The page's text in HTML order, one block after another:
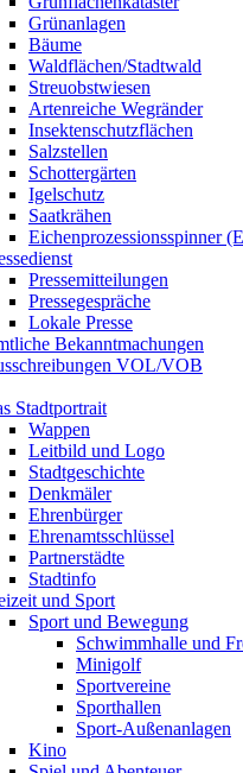
Grünanlagen
Bäume
Waldflächen/Stadtwald
Streuobstwiesen
Artenreiche Wegränder
Insektenschutzflächen
Salzstellen
Schottergärten
Igelschutz
Saatkrähen
Eichenprozessionsspinner
Pressemitteilungen
Pressegespräche
Lokale Presse
Bekanntmachungen
VOL/VOB
Stadtportrait
Wappen
Leitbild und Logo
Stadtgeschichte
Denkmäler
Ehrenbürger
Ehrenamtsschlüssel
Partnerstädte
Stadtinfo
und Sport
Sport und Bewegung
Schwimmhalle und
Minigolf
Sportvereine
Sporthallen
Sport-Außenanlagen
Kino